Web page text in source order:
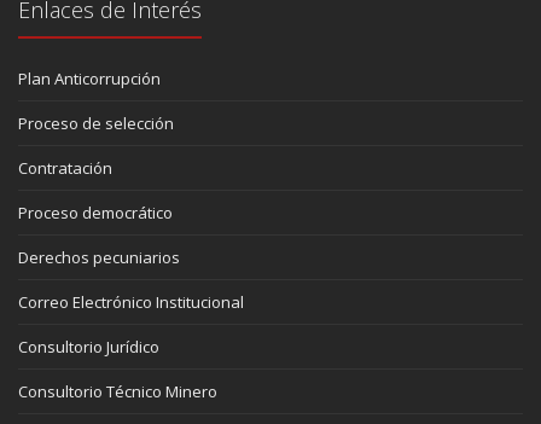
Enlaces de Interés
Plan Anticorrupción
Proceso de selección
Contratación
Proceso democrático
Derechos pecuniarios
Correo Electrónico Institucional
Consultorio Jurídico
Consultorio Técnico Minero